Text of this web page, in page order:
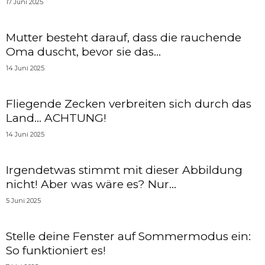
17 Juni 2025
Mutter besteht darauf, dass die rauchende
Oma duscht, bevor sie das...
14 Juni 2025
Fliegende Zecken verbreiten sich durch das
Land… ACHTUNG!
14 Juni 2025
Irgendetwas stimmt mit dieser Abbildung
nicht! Aber was wäre es? Nur...
5 Juni 2025
Stelle deine Fenster auf Sommermodus ein:
So funktioniert es!